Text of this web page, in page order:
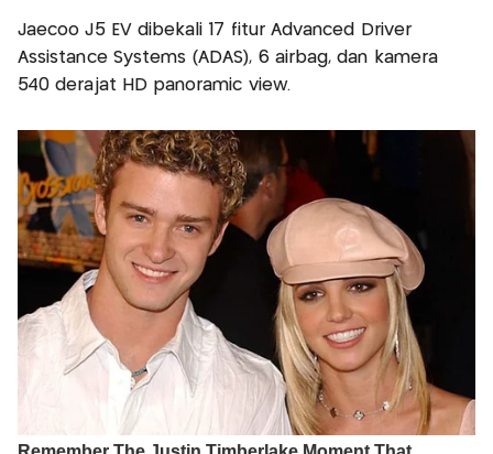
Jaecoo J5 EV dibekali 17 fitur Advanced Driver
Assistance Systems (ADAS) , 6 airbag, dan kamera
540 derajat HD panoramic view.